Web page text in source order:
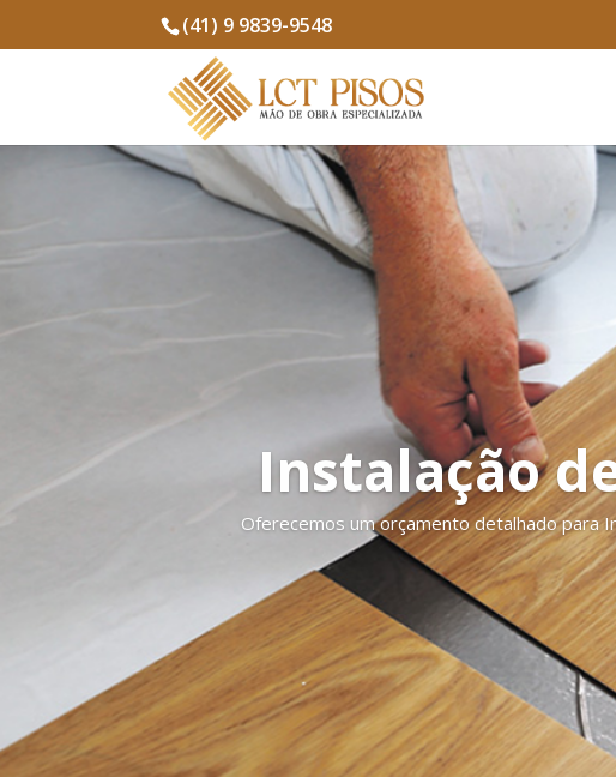
(41) 9 9839-9548
Instalação
Oferecemos um orçamento detalhado para